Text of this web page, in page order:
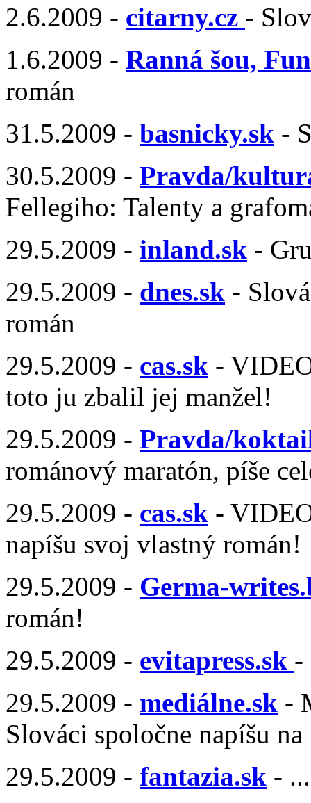
2.6.2009 - citarny.cz -
1.6.2009 - Ranná šou,
román
31.5.2009 - basnicky.sk -
30.5.2009 - Pravda/
Fellegiho: Talenty a
29.5.2009 - inland.sk -
29.5.2009 - dnes.sk -
román
29.5.2009 - cas.sk -
toto ju zbalil jej manžel!
29.5.2009 - Pravda/
románový maratón, píše
29.5.2009 - cas.sk -
napíšu svoj vlastný román!
29.5.2009 - Germa-
román!
29.5.2009 - evitapress.sk -
29.5.2009 - mediálne.sk -
Slováci spoločne napíšu na
29.5.2009 - fantazia.sk -